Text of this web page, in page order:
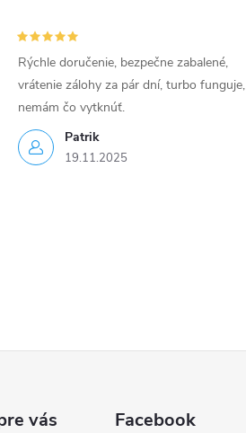
Patrik
19.11.2025
Rýchle doručenie, bezpečne zabalené,
vrátenie zálohy za pár dní, turbo funguje,
nemám čo vytknúť.
vás Facebook